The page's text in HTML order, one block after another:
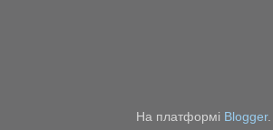
На платформі Blogger.